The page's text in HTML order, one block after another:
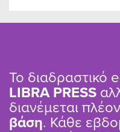
Το διαδραστικό
LIBRA PRESS
διανέμεται πλέον
βάση. Κάθε